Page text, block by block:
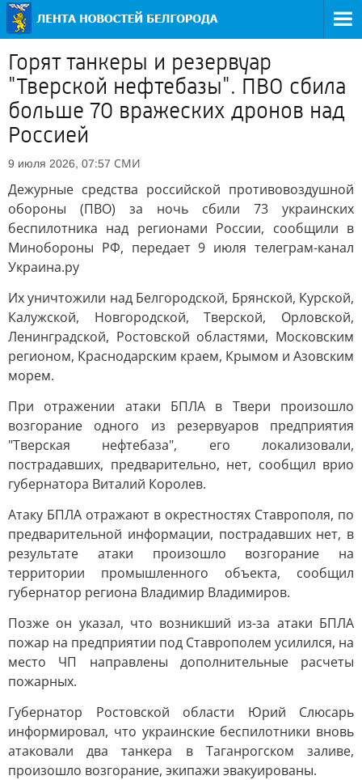
Горят танкеры и резервуар
"Тверской нефтебазы". ПВО сбила
больше 70 вражеских дронов над
Россией
9 июля 2026, 07:57 СМИ
Дежурные средства российской противовоздушной
обороны (ПВО) за ночь сбили 73 украинских
беспилотника над регионами России, сообщили в
Минобороны РФ, передает 9 июля телеграм-канал
Украина.ру
Их уничтожили над Белгородской, Брянской, Курской,
Калужской, Новгородской, Тверской, Орловской,
Ленинградской, Ростовской областями, Московским
регионом, Краснодарским краем, Крымом и Азовским
морем.
При отражении атаки БПЛА в Твери произошло
возгорание одного из резервуаров предприятия
"Тверская нефтебаза", его локализовали,
пострадавших, предварительно, нет, сообщил врио
губернатора Виталий Королев.
Атаку БПЛА отражают в окрестностях Ставрополя, по
предварительной информации, пострадавших нет, в
результате атаки произошло возгорание на
территории промышленного объекта, сообщил
губернатор региона Владимир Владимиров.
Позже он указал, что возникший из-за атаки БПЛА
пожар на предприятии под Ставрополем усилился, на
место ЧП направлены дополнительные расчеты
пожарных.
Губернатор Ростовской области Юрий Слюсарь
информировал, что украинские беспилотники вновь
атаковали два танкера в Таганрогском заливе,
произошло возгорание, экипажи эвакуированы.